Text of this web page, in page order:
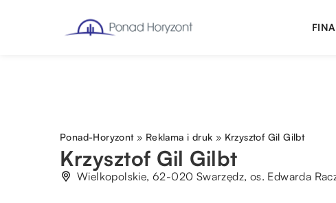
Ponad-Horyzont» Reklama i druk » Krzysztof Gil Gilbt
Krzysztof Gil Gilbt
Wielkopolskie, 62-020 Swarzędz, os. Edwarda